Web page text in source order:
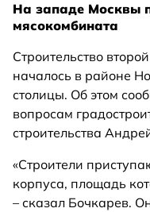
На западе Москвы
мясокомбината
Строительство
началось в районе
столицы. Об этом
вопросам
строительства
«Строители
корпуса, площадь
– сказал Бочкарев.